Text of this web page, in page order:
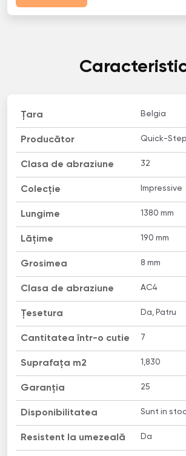
Țara Belgia
Producător Quick-Step
Clasa de abraziune 32
Colecție Impressive
Lungime 1380 mm
Lățime 190 mm
Grosimea 8 mm
Clasa de abraziune AC4
Țesetura Da, Patru
Cantitatea într-o cutie 7
Suprafața m2 1,830
Garanția 25
Disponibilitatea Sunt in
Resistent la umezeală Da